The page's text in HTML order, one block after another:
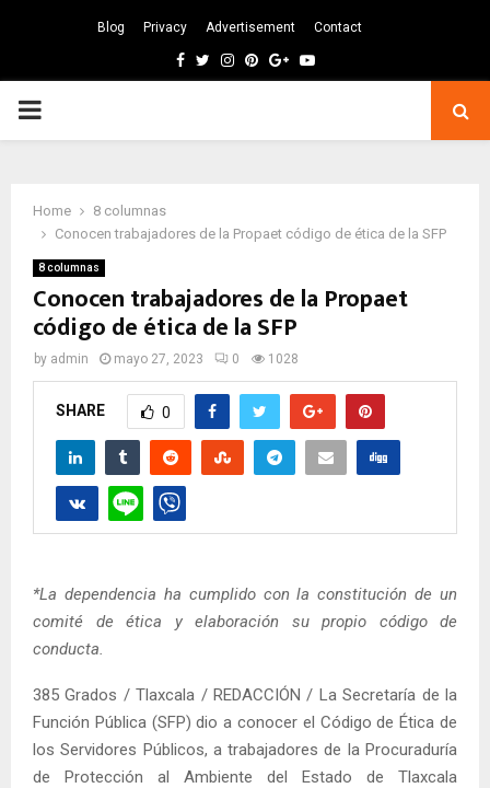
Blog Privacy Advertisement Contact
Facebook
TwitterInstagram
Pinterest
GoogleYoutube
PRIMARY
Home
8 columnas
Conocen trabajadores de la Propaet código de ética de la SFP
8 columnas
Conocen trabajadores de la Propaet
código de ética de la SFP
by admin mayo 27, 2023 0 1028
SHARE 0
*La dependencia ha cumplido con la constitución de un
comité de ética y elaboración su propio código de
conducta.
385 Grados / Tlaxcala / REDACCIÓN / La Secretaría de la
Función Pública (SFP) dio a conocer el Código de Ética de
los Servidores Públicos, a trabajadores de la Procuraduría
de Protección al Ambiente del Estado de Tlaxcala